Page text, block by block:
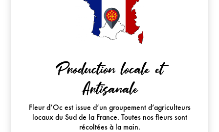
Production locale et
Artisanale
Fleur d’Oc est issue d’un groupement d’agriculteurs
locaux du Sud de la France. Toutes nos fleurs sont
récoltées à la main.